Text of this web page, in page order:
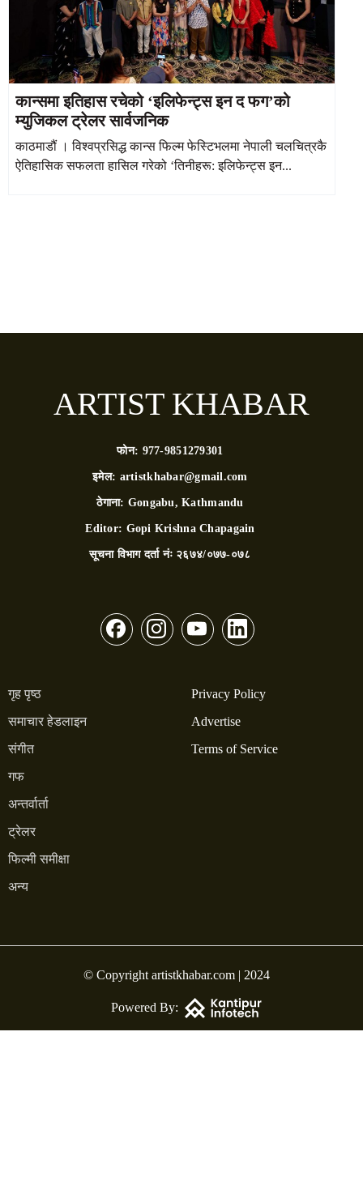
कान्समा इतिहास रचेको ‘इलिफेन्ट्स इन द फग’को
म्युजिकल ट्रेलर सार्वजनिक
काठमाडौं । विश्वप्रसिद्ध कान्स फिल्म फेस्टिभलमा नेपाली चलचित्रकै
ऐतिहासिक सफलता हासिल गरेको ‘तिनीहरू: इलिफेन्ट्स इन...
ARTIST KHABAR
फोन: 977-9851279301
इमेल: artistkhabar@gmail.com
ठेगाना: Gongabu, Kathmandu
Editor: Gopi Krishna Chapagain
सूचना विभाग दर्ता नंः २६७४/०७७-०७८
गृह पृष्ठ
समाचार हेडलाइन
संगीत
गफ
अन्तर्वार्ता
ट्रेलर
फिल्मी समीक्षा
अन्य
Privacy Policy
Advertise
Terms of Service
© Copyright artistkhabar.com | 2024
Powered By: